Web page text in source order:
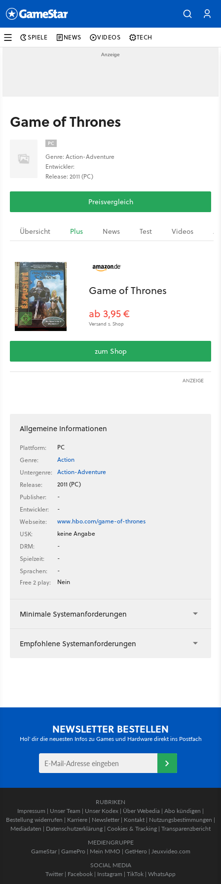
SPIELE NEWS VIDEOS TECH
Game of Thrones
PC
Genre: Action-Adventure
Entwickler:
Release: 2011 (PC)
Preisvergleich
Übersicht Plus News Test Videos
Game of Thrones
ab 3,95 €
Versand s. Shop
zum Shop
ANZEIGE
Allgemeine Informationen
Plattform:
PC
Genre:
Action
Untergenre:
Action-Adventure
Release:
2011 (PC)
Publisher:
-
Entwickler:
-
Webseite:
www.hbo.com/game-of-thrones
USK:
keine Angabe
DRM:
-
Spielzeit:
-
Sprachen:
-
Free 2 play:
Nein
Minimale Systemanforderungen
Empfohlene Systemanforderungen
NEWSLETTER BESTELLEN
Hol' dir die neuesten Infos zu Games und Hardware direkt ins Postfach
RUBRIKEN
Impressum | Unser Team | Unser Kodex | Über Webedia | Abo kündigen |
Bestellung widerrufen | Karriere | Newsletter | Kontakt | Nutzungsbestimmungen |
Mediadaten | Datenschutzerklärung | Cookies & Tracking | Transparenzbericht
MEDIENGRUPPE
GameStar| GamePro | Mein MMO | GetHero | Jeuxvideo.com
SOCIAL MEDIA
Twitter | Facebook | Instagram | TikTok | WhatsApp